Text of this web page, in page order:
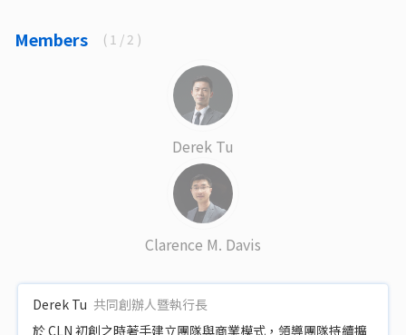
Members ( 1 / 2 )
Derek Tu
Clarence M. Davis
Derek Tu 共同創辦人暨執行長
於 CLN 初創之時著手建立團隊與商業模式，領導團隊持續擴